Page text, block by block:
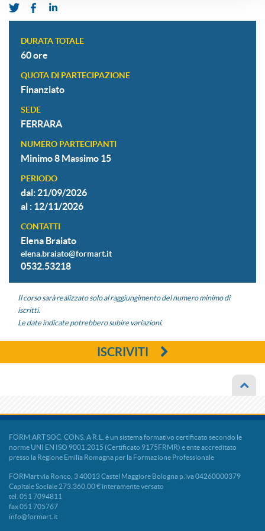
DURATA TOTALE
60 ore
QUOTA DI PARTECIPAZIONE
Finanziato
SEDE
FERRARA
NUMERO PARTECIPANTI
Minimo 8 Massimo 15
PERIODO
dal: 21/09/2026
al : 12/11/2026
CONTATTI
Elena Braiato
elena.braiato@formart.it
0532.53218
Il corso sarà realizzato solo al raggiungimento del numero minimo di
iscritti.
Le date indicate potrebbero subire variazioni.
ISCRIVITI
FORM.ART SOC. CONS. A R.L. è un sistema formativo certificato secondo le
norme UNI EN ISO 9001:2015 (Certificato 9175FRMR) e ente accreditato
presso la Regione Emilia Romagna per la Formazione Professionale
FORMart via Ronco, 3 40013 Castel Maggiore Bologna p.iva 04260000379
Capitale Sociale 273.360,00 € interamente versato
tel. 051 7094811
fax 051 705767
info@formart.it